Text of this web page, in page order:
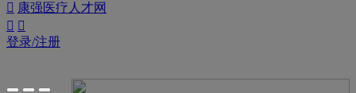
 康强医疗人才网
 
登录/注册